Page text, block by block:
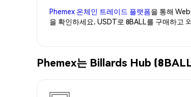
Phemex 온체인 트레이드 플랫폼을 통해
을 확인하세요. USDT로 8BALL를 구매하고
Phemex는 Billards Hub